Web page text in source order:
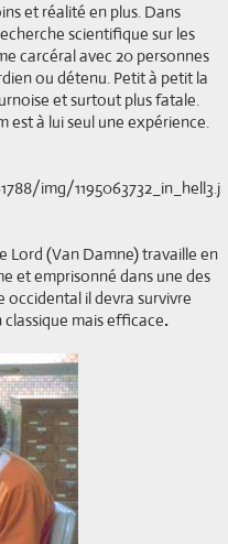
et réalité en plus. Dans
scientifique sur les
carcéral avec 20 personnes
ou détenu. Petit à petit la
et surtout plus fatale.
est à lui seul une expérience.
Lord (Van Damne) travaille en
et emprisonné dans une des
occidental il devra survivre
mais efficace.